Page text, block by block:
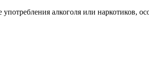
алкоголя или наркотиков,